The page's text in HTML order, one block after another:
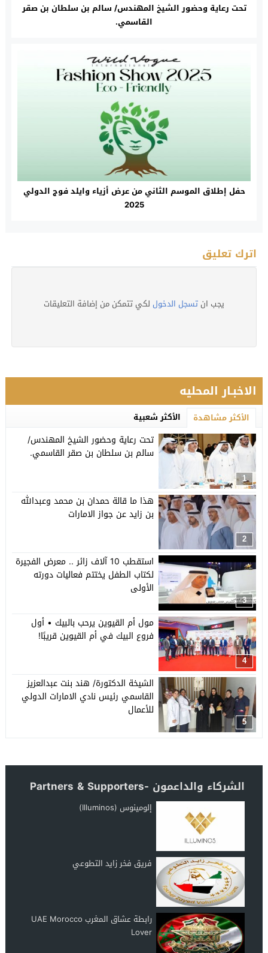
تحت رعاية وحضور الشيخ المهندس/ سالم بن سلطان بن صقر
القاسمي.
حفل إطلاق الموسم الثاني من عرض أزياء وايلد فوج الدولي
2025
اترك تعليق
يجب ان تسجل الدخول لكي تتمكن من إضافة التعليقات
الاخبـار المحليه
الأكثر مشاهدة الأكثر شعبية
1
تحت رعاية وحضور الشيخ المهندس/
سالم بن سلطان بن صقر القاسمي.
2
هذا ما قالة حمدان بن محمد وعبدالله
بن زايد عن جواز الامارات
3
استقطب 10 آلاف زائر .. معرض الفجيرة
لكتاب الطفل يختتم فعاليات دورته
الأولى
4
مول أم القيوين يرحب بالبيك • أول
فروع البيك في أم القيوين قريبًا!
5
الشيخة الدكتورة/ هند بنت عبدالعزيز
القاسمي رئيس نادي الامارات الدولي
للأعمال
الشركاء والداعمون -Partners & Supporters
إلومينوس (Illuminos)
فريق فخر زايد التطوعي
رابطة عشاق المغرب UAE Morocco
Lover